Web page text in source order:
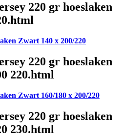
220 gr hoeslaken
Zwart 140 x 200/220
220 gr hoeslaken
220.html
Zwart 160/180 x 200/220
220 gr hoeslaken
230.html